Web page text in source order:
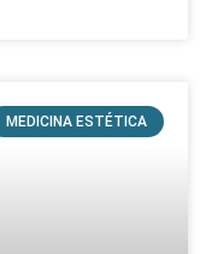
MEDICINA ESTÉTICA